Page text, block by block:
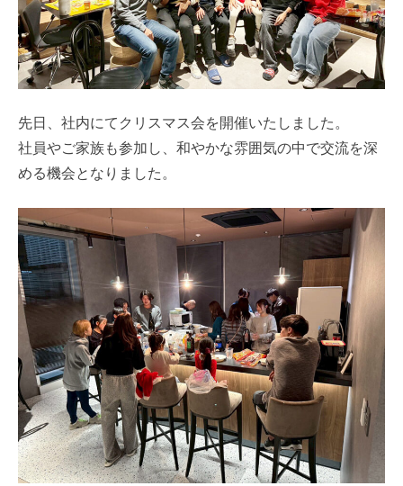
お問い合わせ
先日、社内にてクリスマス会を開催いたしました。
社員やご家族も参加し、和やかな雰囲気の中で交流を深
める機会となりました。